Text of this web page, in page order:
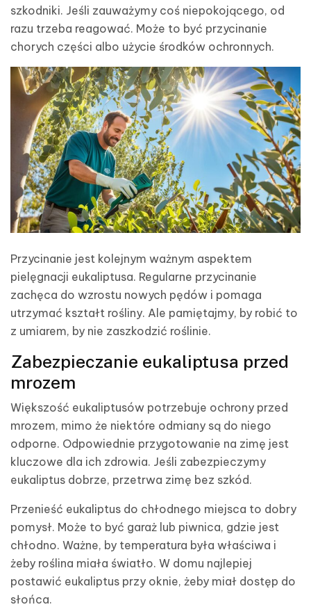
szkodniki. Jeśli zauważymy coś niepokojącego, od
razu trzeba reagować. Może to być przycinanie
chorych części albo użycie środków ochronnych.
Przycinanie jest kolejnym ważnym aspektem
pielęgnacji eukaliptusa. Regularne przycinanie
zachęca do wzrostu nowych pędów i pomaga
utrzymać kształt rośliny. Ale pamiętajmy, by robić to
z umiarem, by nie zaszkodzić roślinie.
Zabezpieczanie eukaliptusa przed
mrozem
Większość eukaliptusów potrzebuje ochrony przed
mrozem, mimo że niektóre odmiany są do niego
odporne. Odpowiednie przygotowanie na zimę jest
kluczowe dla ich zdrowia. Jeśli zabezpieczymy
eukaliptus dobrze, przetrwa zimę bez szkód.
Przenieść eukaliptus do chłodnego miejsca to dobry
pomysł. Może to być garaż lub piwnica, gdzie jest
chłodno. Ważne, by temperatura była właściwa i
żeby roślina miała światło. W domu najlepiej
postawić eukaliptus przy oknie, żeby miał dostęp do
słońca.